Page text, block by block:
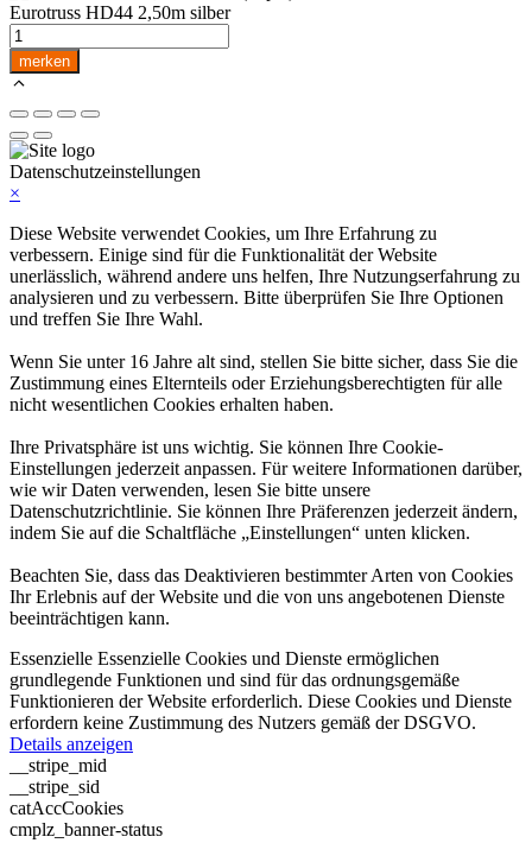
Eurotruss HD44 2,50m silber
Eurotruss
HD44
2,50m
Menge
merken
Datenschutzeinstellungen
×
Diese Website verwendet Cookies, um Ihre Erfahrung zu
verbessern. Einige sind für die Funktionalität der Website
unerlässlich, während andere uns helfen, Ihre Nutzungserfahrung zu
analysieren und zu verbessern. Bitte überprüfen Sie Ihre Optionen
und treffen Sie Ihre Wahl.
Wenn Sie unter 16 Jahre alt sind, stellen Sie bitte sicher, dass Sie die
Zustimmung eines Elternteils oder Erziehungsberechtigten für alle
nicht wesentlichen Cookies erhalten haben.
Ihre Privatsphäre ist uns wichtig. Sie können Ihre Cookie-
Einstellungen jederzeit anpassen. Für weitere Informationen darüber,
wie wir Daten verwenden, lesen Sie bitte unsere
Datenschutzrichtlinie. Sie können Ihre Präferenzen jederzeit ändern,
indem Sie auf die Schaltfläche „Einstellungen“ unten klicken.
Beachten Sie, dass das Deaktivieren bestimmter Arten von Cookies
Ihr Erlebnis auf der Website und die von uns angebotenen Dienste
beeinträchtigen kann.
Essenzielle Essenzielle Cookies und Dienste ermöglichen
grundlegende Funktionen und sind für das ordnungsgemäße
Funktionieren der Website erforderlich. Diese Cookies und Dienste
erfordern keine Zustimmung des Nutzers gemäß der DSGVO.
Details anzeigen
__stripe_mid
__stripe_sid
catAccCookies
cmplz_banner-status